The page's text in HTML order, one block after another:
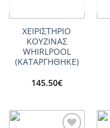
ΧΕΙΡΙΣΤΗΡΙΟ
ΚΟΥΖΙΝΑΣ
WHIRLPOOL
(ΚΑΤΑΡΓΗΘΗΚΕ)
145.50€